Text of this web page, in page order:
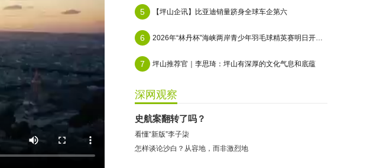
5 【坪山企讯】比亚迪销量跻身全球车企第六
6 2026年“林丹杯”海峡两岸青少年羽毛球精英赛明日开赛：495名选手共赴青春之约
7 坪山推荐官｜李思琦：坪山有深厚的文化气息和底蕴
深网观察
史航案翻转了吗？
看懂“新版”李子柒
怎样谈论沙白？从容地，而非激烈地
哈尔特健身：商家拒不配合调解
龅牙兔儿童情商训练营：商家承诺退费未履行